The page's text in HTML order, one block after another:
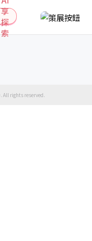
享
探
索
All rights reserved.